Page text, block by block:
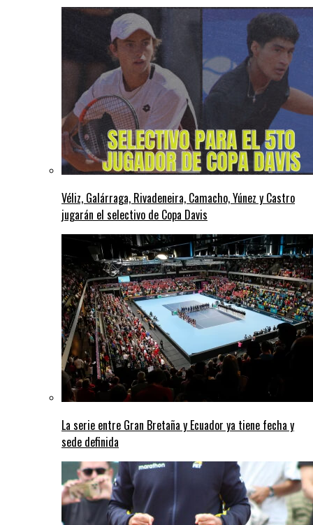
Véliz, Galárraga, Rivadeneira, Camacho, Yúnez y Castro
jugarán el selectivo de Copa Davis
La serie entre Gran Bretaña y Ecuador ya tiene fecha y
sede definida